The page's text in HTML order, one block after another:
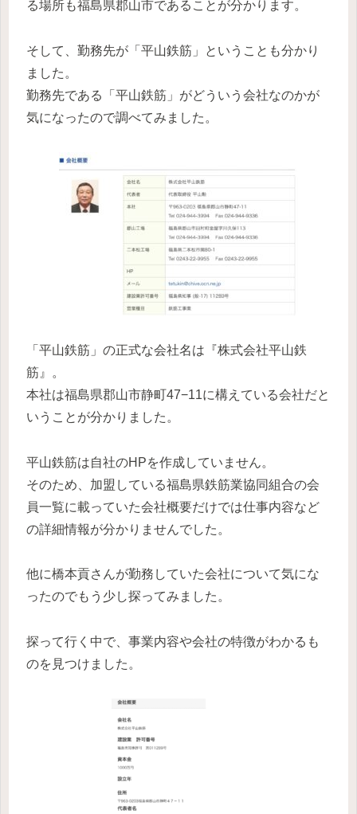
る場所も福島県郡山市であることが分かります。
そして、勤務先が「平山鉄筋」ということも分かり
ました。
勤務先である「平山鉄筋」がどういう会社なのかが
気になったので調べてみました。
「平山鉄筋」の正式な会社名は『株式会社平山鉄
筋』。
本社は福島県郡山市静町47−11に構えている会社だと
いうことが分かりました。
平山鉄筋は自社のHPを作成していません。
そのため、加盟している福島県鉄筋業協同組合の会
員一覧に載っていた会社概要だけでは仕事内容など
の詳細情報が分かりませんでした。
他に橋本貢さんが勤務していた会社について気にな
ったのでもう少し探ってみました。
探って行く中で、事業内容や会社の特徴がわかるも
のを見つけました。